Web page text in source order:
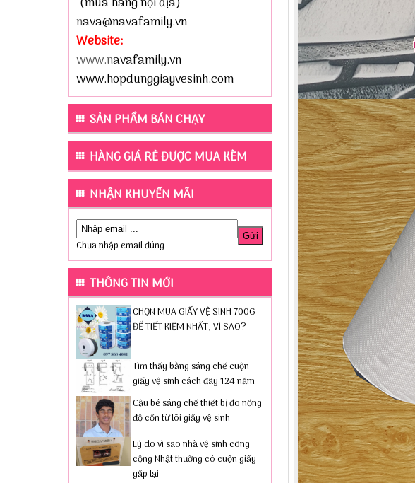
nava@navafamily.vn
Website:
www.navafamily.vn
www.hopdunggiayvesinh.com
SẢN PHẨM BÁN CHẠY
HÀNG GIÁ RẺ ĐƯỢC MUA KÈM
NHẬN KHUYẾN MÃI
Chưa nhập email đúng
THÔNG TIN MỚI
CHỌN MUA GIẤY VỆ SINH 700G
ĐỂ TIẾT KIỆM NHẤT, VÌ SAO?
Tìm thấy bằng sáng chế cuộn
giấy vệ sinh cách đây 124 năm
Cậu bé sáng chế thiết bị đo nồng
độ cồn từ lõi giấy vệ sinh
Lý do vì sao nhà vệ sinh công
cộng Nhật thường có cuộn giấy
gấp lại